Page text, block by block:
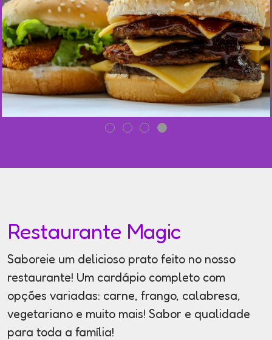
Restaurante Magic
Saboreie um delicioso prato feito no nosso
restaurante! Um cardápio completo com
opções variadas: carne, frango, calabresa,
vegetariano e muito mais! Sabor e qualidade
para toda a família!